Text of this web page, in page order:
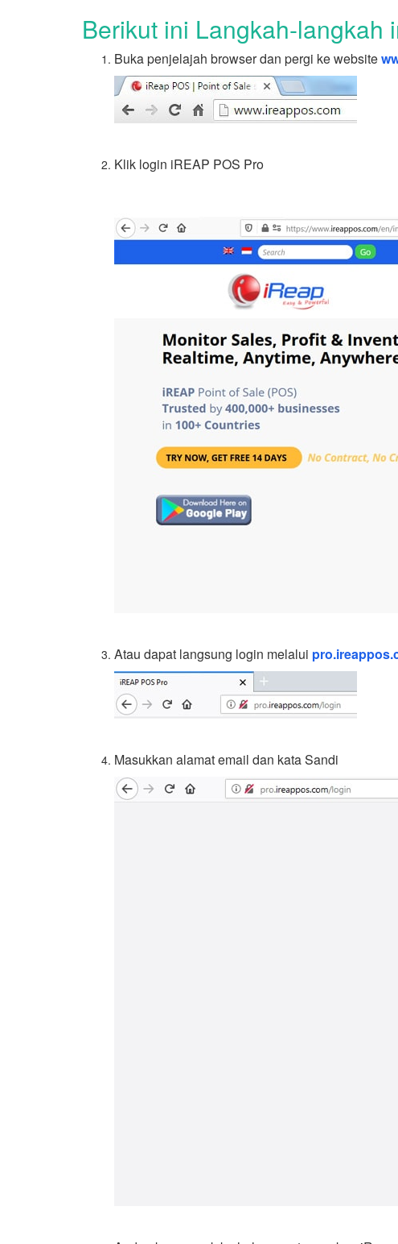
Berikut ini Langkah-langkah
Buka penjelajah browser dan pergi ke website
Klik login iREAP POS Pro
Atau dapat langsung login melalui
Masukkan alamat email dan kata Sandi